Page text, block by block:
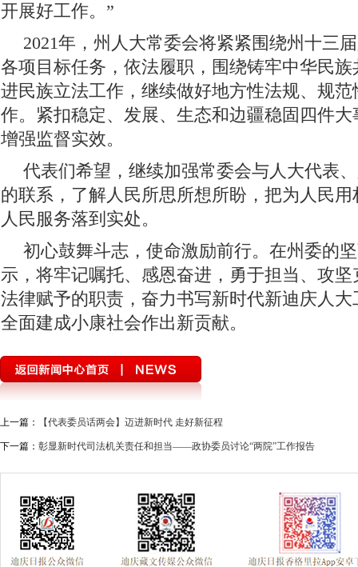
开展好工作。”
2021年，州人大常委会将紧紧围绕州十三
各项目标任务，依法履职，围绕铸牢中华民
进民族立法工作，继续做好地方性法规、规
作。紧扣稳定、发展、生态和边疆稳固四件
增强监督实效。
代表们希望，继续加强常委会与人大代表
的联系，了解人民所思所想所盼，把为人民
人民服务落到实处。
初心鼓舞斗志，使命激励前行。在州委的
示，将牢记嘱托、感恩奋进，勇于担当、攻
法律赋予的职责，奋力书写新时代新迪庆人
全面建成小康社会作出新贡献。
上一篇： 【代表委员话两会】迈进新时代 走好新征程
下一篇： 彰显新时代司法机关责任和担当——政协委员讨论“两院”工作报告